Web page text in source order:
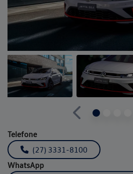
Anterior
Telefone
(27) 3331-8100
WhatsApp